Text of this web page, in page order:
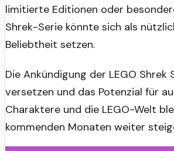
limitierte Editionen oder
Shrek-Serie könnte sich als
Beliebtheit setzen.
Die Ankündigung der LEGO
versetzen und das Potenzial für
Charaktere und die LEGO-Welt
kommenden Monaten weiter